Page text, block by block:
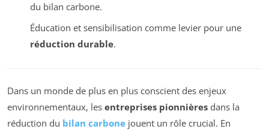
du bilan carbone.
Éducation et sensibilisation comme levier pour une
réduction durable.
Dans un monde de plus en plus conscient des enjeux
environnementaux, les entreprises pionnières dans la
réduction du bilan carbone jouent un rôle crucial. En